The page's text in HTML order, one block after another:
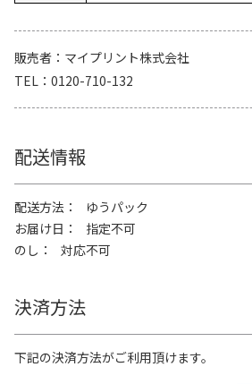
販売者
マイプリント株式会社
TEL
0120-710-132
配送情報
配送方法
ゆうパック
お届け日
指定不可
のし
対応不可
決済方法
下記の決済方法がご利用頂けます。